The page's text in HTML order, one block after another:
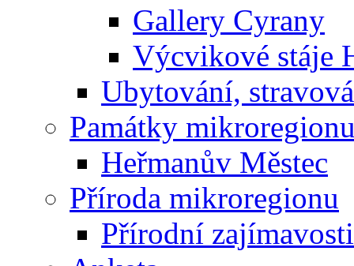
Gallery Cyrany
Výcvikové stáje
Ubytování,
Památky
Heřmanův Městec
Příroda mikroregionu
Přírodní zajímavosti